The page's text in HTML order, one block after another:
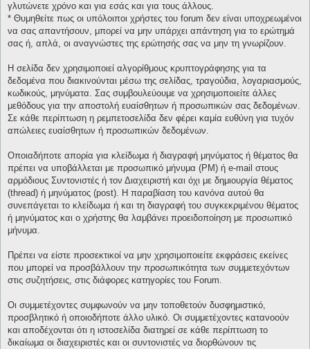
γλυτώνετε χρόνο και για εσάς και για τους άλλους.
* Θυμηθείτε πως οι υπόλοιποι χρήστες του forum δεν είναι υποχρεωμένοι
να σας απαντήσουν, μπορεί να μην υπάρχει απάντηση για το ερώτημά
σας ή, απλά, οι αναγνώστες της ερώτησής σας να μην τη γνωρίζουν.
Η σελίδα δεν χρησιμοποιεί αλγορίθμους κρυπτογράφησης για τα
δεδομένα που διακινούνται μέσω της σελίδας, τραγούδια, λογαριασμούς,
κωδικούς, μηνύματα. Σας συμβουλεύουμε να χρησιμοποιείτε άλλες
μεθόδους για την αποστολή ευαίσθητων ή προσωπικών σας δεδομένων.
Σε κάθε περίπτωση η ρεμπετοσελίδα δεν φέρει καμία ευθύνη για τυχόν
απώλειες ευαίσθητων ή προσωπικών δεδομένων.
Οποιαδήποτε απορία για κλείδωμα ή διαγραφή μηνύματος ή θέματος θα
πρέπει να υποβάλλεται με προσωπικό μήνυμα (PM) ή e-mail στους
αρμόδιους Συντονιστές ή τον Διαχειριστή και όχι με δημιουργία θέματος
(thread) ή μηνύματος (post). Η παραβίαση του κανόνα αυτού θα
συνεπάγεται το κλείδωμα ή και τη διαγραφή του συγκεκριμένου θέματος
ή μηνύματος και ο χρήστης θα λαμβάνει προειδοποίηση με προσωπικό
μήνυμα.
Πρέπει να είστε προσεκτικοί να μην χρησιμοποιείτε εκφράσεις εκείνες
που μπορεί να προσβάλλουν την προσωπικότητα των συμμετεχόντων
στις συζητήσεις, στις διάφορες κατηγορίες του Forum.
Οι συμμετέχοντες συμφωνούν να μην τοποθετούν δυσφημιστικό,
προσβλητικό ή οποιοδήποτε άλλο υλικό. Οι συμμετέχοντες κατανοούν
και αποδέχονται ότι η ιστοσελίδα διατηρεί σε κάθε περίπτωση το
δικαίωμα οι διαχειριστές και οι συντονιστές να διορθώνουν τις